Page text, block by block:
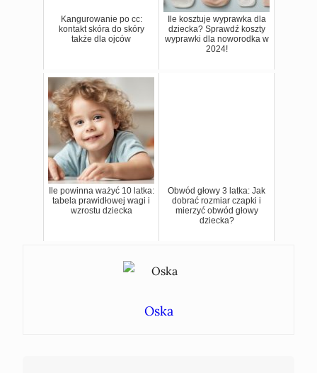
Kangurowanie po cc:
kontakt skóra do skóry
także dla ojców
Ile kosztuje wyprawka dla
dziecka? Sprawdź koszty
wyprawki dla noworodka w
2024!
Ile powinna ważyć 10 latka:
tabela prawidłowej wagi i
wzrostu dziecka
Obwód głowy 3 latka: Jak
dobrać rozmiar czapki i
mierzyć obwód głowy
dziecka?
Oska